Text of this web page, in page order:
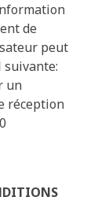
de
peut
suivante:
un
réception